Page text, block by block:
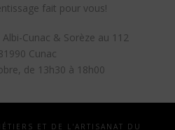
fait pour vous!
Cunac & Sorèze au 112
Cunac
de 13h30 à 18h00
ET DE L'ARTISANAT DU